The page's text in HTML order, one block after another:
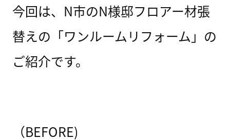
今回は、N市のN様邸フロアー材張
替えの「ワンルームリフォーム」の
ご紹介です。
（BEFORE)